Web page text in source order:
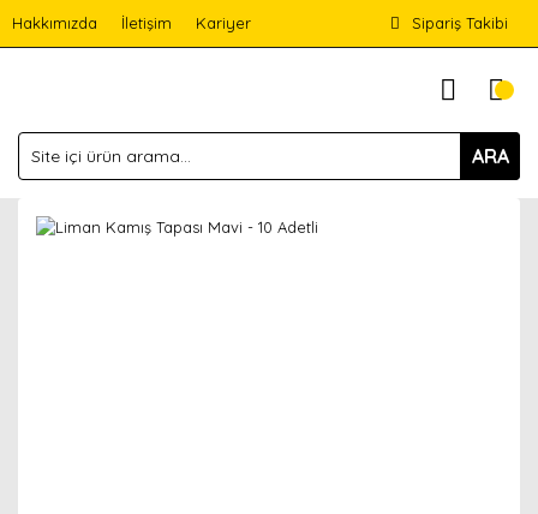
Hakkımızda İletişim Kariyer Sipariş Takibi
ARA